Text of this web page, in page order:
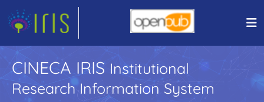
CINECA IRIS Institutional
Research Information System